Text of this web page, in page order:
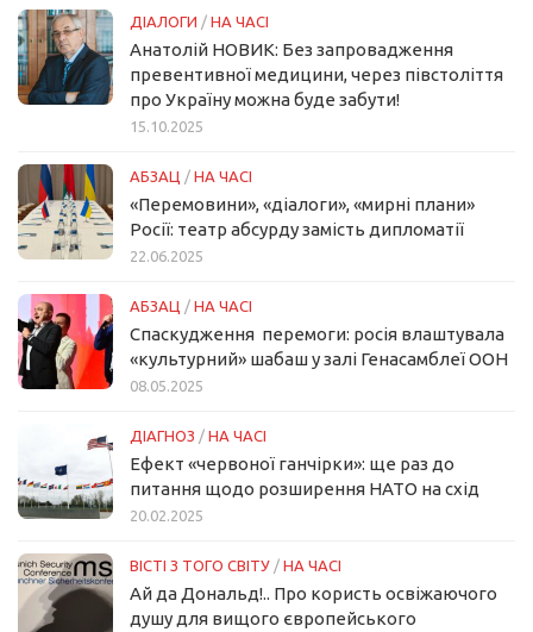
ДІАЛОГИ / НА ЧАСІ
Анатолій НОВИК: Без запровадження
превентивної медицини, через півстоліття
про Україну можна буде забути!
15.10.2025
АБЗАЦ / НА ЧАСІ
«Перемовини», «діалоги», «мирні плани»
Росії: театр абсурду замість дипломатії
22.06.2025
АБЗАЦ / НА ЧАСІ
Спаскудження перемоги: росія влаштувала
«культурний» шабаш у залі Генасамблеї ООН
08.05.2025
ДІАГНОЗ / НА ЧАСІ
Ефект «червоної ганчірки»: ще раз до
питання щодо розширення НАТО на схід
20.02.2025
ВІСТІ З ТОГО СВІТУ / НА ЧАСІ
Ай да Дональд!.. Про користь освіжаючого
душу для вищого європейського